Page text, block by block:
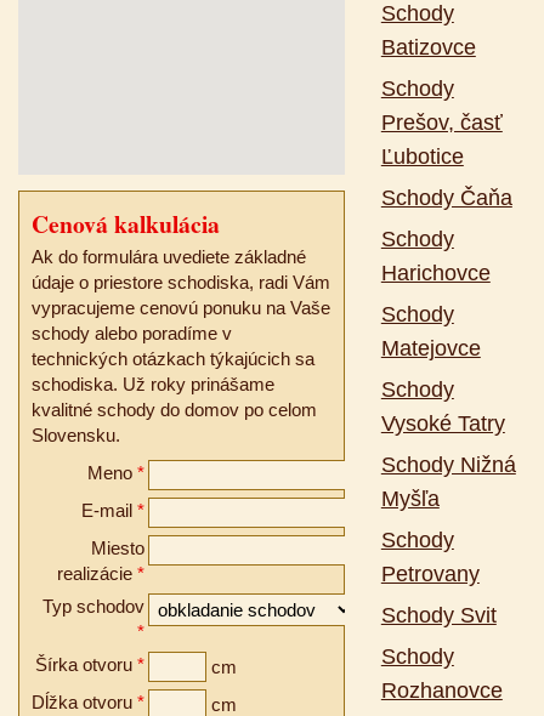
Cenová kalkulácia
Ak do formulára uvediete základné
údaje o priestore schodiska, radi Vám
vypracujeme cenovú ponuku na Vaše
schody alebo poradíme v
technických otázkach týkajúcich sa
schodiska. Už roky prinášame
kvalitné schody do domov po celom
Slovensku.
Meno *
E-mail *
Miesto
realizácie *
Typ schodov
*
Šírka otvoru *
cm
Dĺžka otvoru *
cm
Schody
Batizovce
Schody
Prešov, časť
Ľubotice
Schody Čaňa
Schody
Harichovce
Schody
Matejovce
Schody
Vysoké Tatry
Schody Nižná
Myšľa
Schody
Petrovany
Schody Svit
Schody
Rozhanovce